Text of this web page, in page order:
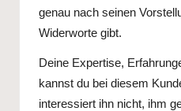
genau nach seinen
Widerworte gibt.
Deine Expertise,
kannst du bei diesem
interessiert ihn nicht, ihm